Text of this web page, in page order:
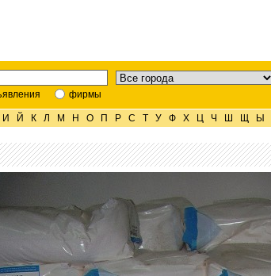
фирмы
И Й К Л М Н О П Р С Т У Ф Х Ц Ч Ш Щ Ы